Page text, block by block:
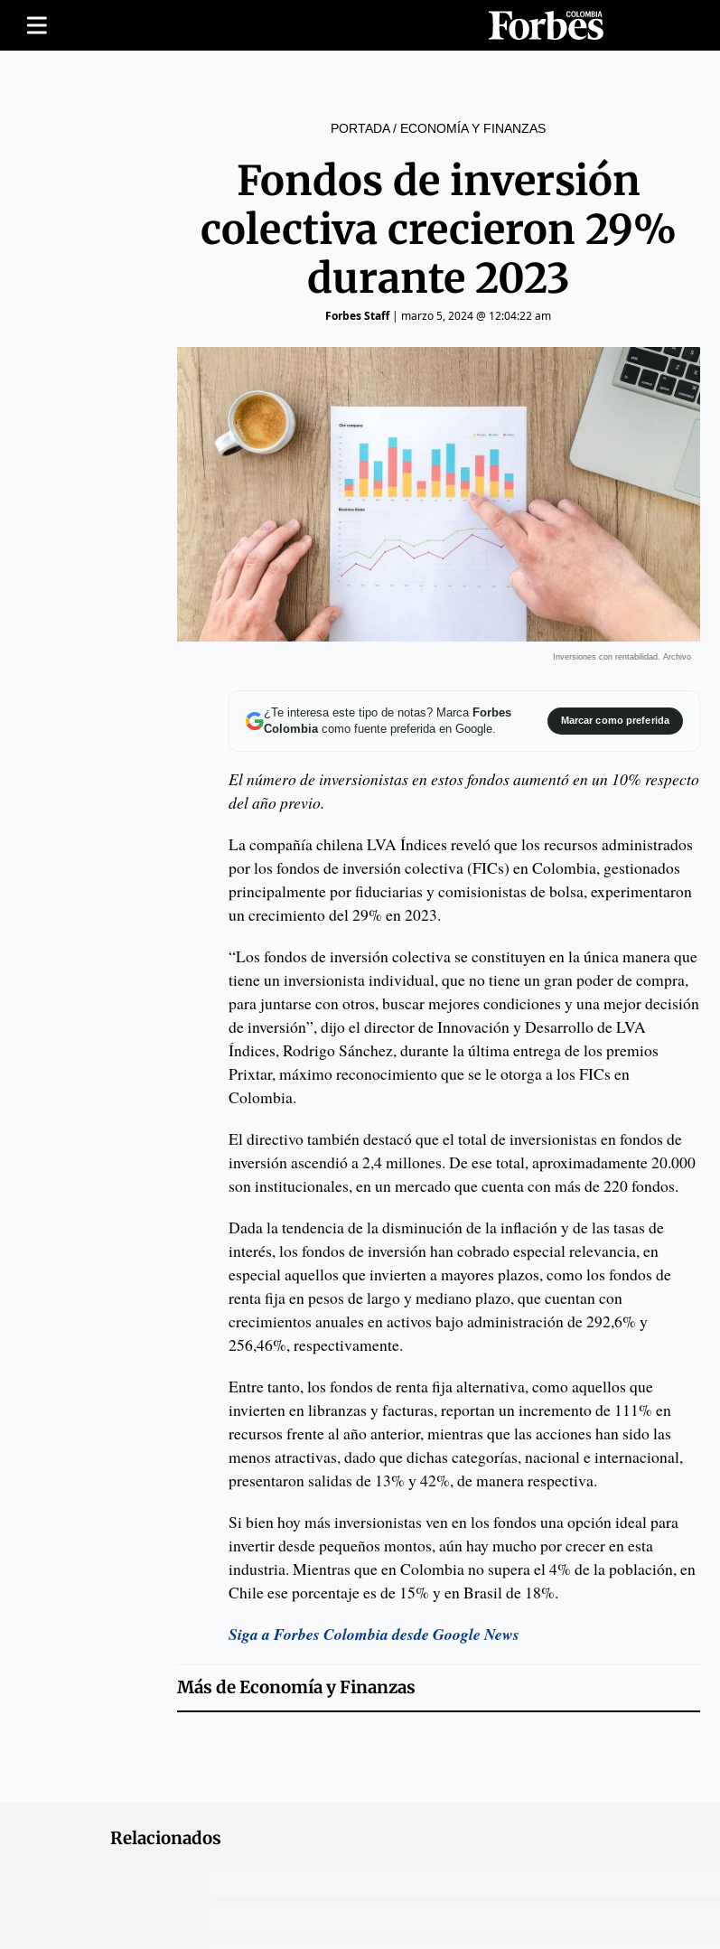
PORTADA/ ECONOMÍA Y FINANZAS
Fondos de inversión
colectiva crecieron 29%
durante 2023
Forbes Staff| marzo 5, 2024 @ 12:04:22 am
Inversiones con rentabilidad. Archivo
¿Te interesa este tipo de notas? Marca Forbes
Colombiacomo fuente preferida en Google.
Marcar como preferida
El número de inversionistas en estos fondos aumentó en un 10% respecto
del año previo.
La compañía chilena LVA Índices reveló que los recursos administrados
por los fondos de inversión colectiva (FICs) en Colombia, gestionados
principalmente por fiduciarias y comisionistas de bolsa, experimentaron
un crecimiento del 29% en 2023.
“Los fondos de inversión colectiva se constituyen en la única manera que
tiene un inversionista individual, que no tiene un gran poder de compra,
para juntarse con otros, buscar mejores condiciones y una mejor decisión
de inversión”, dijo el director de Innovación y Desarrollo de LVA
Índices, Rodrigo Sánchez, durante la última entrega de los premios
Prixtar, máximo reconocimiento que se le otorga a los FICs en
Colombia.
El directivo también destacó que el total de inversionistas en fondos de
inversión ascendió a 2,4 millones. De ese total, aproximadamente 20.000
son institucionales, en un mercado que cuenta con más de 220 fondos.
Dada la tendencia de la disminución de la inflación y de las tasas de
interés, los fondos de inversión han cobrado especial relevancia, en
especial aquellos que invierten a mayores plazos, como los fondos de
renta fija en pesos de largo y mediano plazo, que cuentan con
crecimientos anuales en activos bajo administración de 292,6% y
256,46%, respectivamente.
Entre tanto, los fondos de renta fija alternativa, como aquellos que
invierten en libranzas y facturas, reportan un incremento de 111% en
recursos frente al año anterior, mientras que las acciones han sido las
menos atractivas, dado que dichas categorías, nacional e internacional,
presentaron salidas de 13% y 42%, de manera respectiva.
Si bien hoy más inversionistas ven en los fondos una opción ideal para
invertir desde pequeños montos, aún hay mucho por crecer en esta
industria. Mientras que en Colombia no supera el 4% de la población, en
Chile ese porcentaje es de 15% y en Brasil de 18%.
Siga a Forbes Colombia desde Google News
Más deEconomía y Finanzas
Relacionados